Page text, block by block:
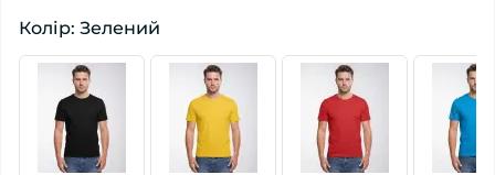
Колір: Зелений